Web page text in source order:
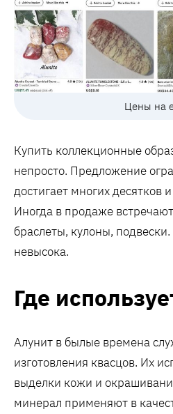
Цены на
Купить коллекционные
непросто. Предложение
достигает многих десятков
Иногда в продаже
браслеты, кулоны,
невысока.
Где
Алунит в былые времена
изготовления квасцов. Их
выделки кожи и
минерал применяют в